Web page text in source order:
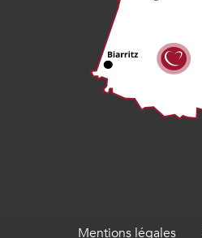
Mentions légales